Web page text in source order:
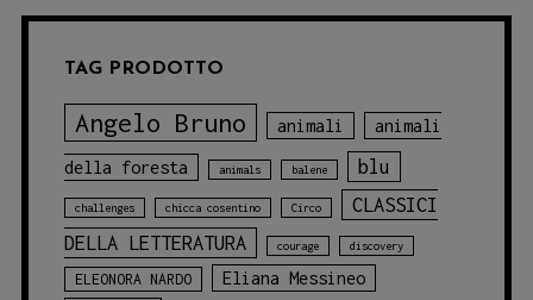
TAG PRODOTTO
Angelo Bruno animali animali
della foresta animals balene blu
challenges chicca cosentino Circo
CLASSICI
DELLA LETTERATURA
courage discovery
ELEONORA NARDO
Eliana Messineo